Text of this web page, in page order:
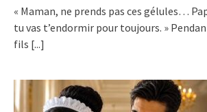
« Maman, ne prends pas ces gélules…
tu vas t’endormir pour toujours. »
fils [...]